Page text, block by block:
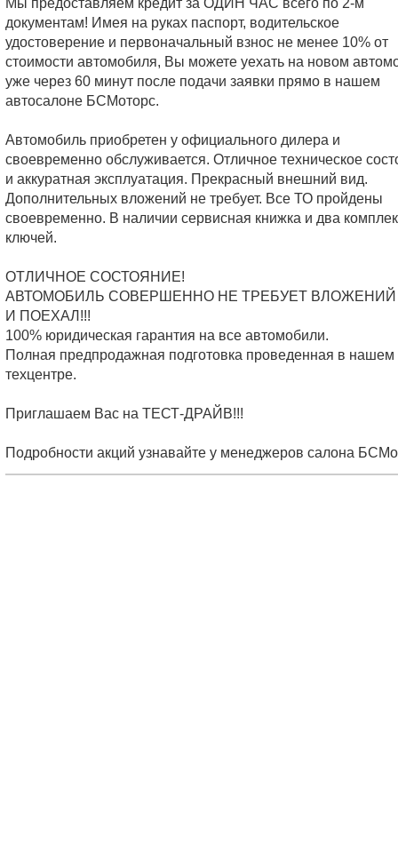
документам! Имея на руках паспорт, водительское
удостоверение и первоначальный взнос не менее 10% от
стоимости автомобиля, Вы можете уехать на новом
уже через 60 минут после подачи заявки прямо в нашем
автосалоне БСМоторс.
Автомобиль приобретен у официального дилера и
своевременно обслуживается. Отличное техническое
и аккуратная эксплуатация. Прекрасный внешний вид.
Дополнительных вложений не требует. Все ТО пройдены
своевременно. В наличии сервисная книжка и два
ключей.
ОТЛИЧНОЕ СОСТОЯНИЕ!
АВТОМОБИЛЬ СОВЕРШЕННО НЕ ТРЕБУЕТ ВЛОЖЕНИЙ
И ПОЕХАЛ!!!
100% юридическая гарантия на все автомобили.
Полная предпродажная подготовка проведенная в нашем
техцентре.
Приглашаем Вас на ТЕСТ-ДРАЙВ!!!
Подробности акций узнавайте у менеджеров салона